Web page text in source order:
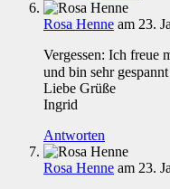
Rosa Henne am 23.
Vergessen: Ich freue
und bin sehr
Liebe Grüße
Ingrid
Antworten
Rosa Henne am 23.